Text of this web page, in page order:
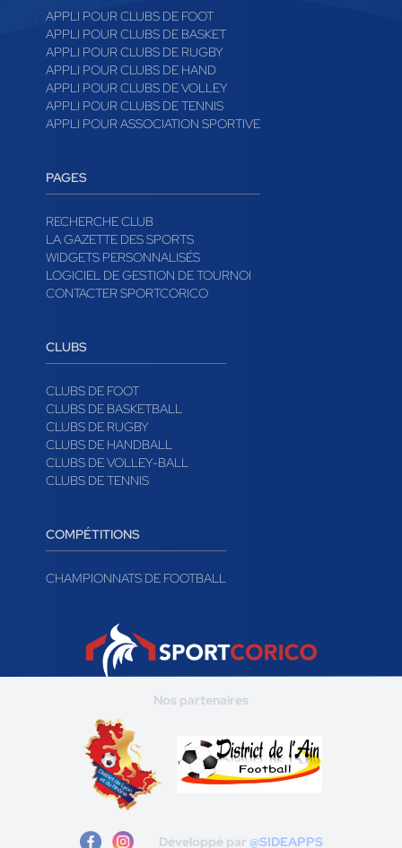
APPLI POUR CLUBS DE FOOT
APPLI POUR CLUBS DE BASKET
APPLI POUR CLUBS DE RUGBY
APPLI POUR CLUBS DE HAND
APPLI POUR CLUBS DE VOLLEY
APPLI POUR CLUBS DE TENNIS
APPLI POUR ASSOCIATION SPORTIVE
PAGES
RECHERCHE CLUB
LA GAZETTE DES SPORTS
WIDGETS PERSONNALISÉS
LOGICIEL DE GESTION DE TOURNOI
CONTACTER SPORTCORICO
CLUBS
CLUBS DE FOOT
CLUBS DE BASKETBALL
CLUBS DE RUGBY
CLUBS DE HANDBALL
CLUBS DE VOLLEY-BALL
CLUBS DE TENNIS
COMPÉTITIONS
CHAMPIONNATS DE FOOTBALL
Nos partenaires
Développé par @SIDEAPPS